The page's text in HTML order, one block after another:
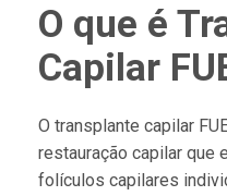
O que é
Capilar
O transplante capilar
restauração capilar que
folículos capilares